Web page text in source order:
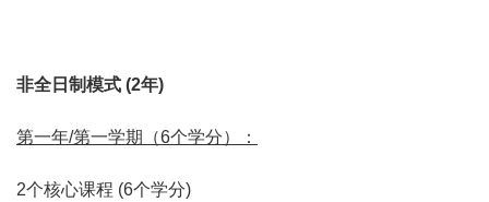
非全日制模式 (2年)
第一年/第一学期（6个学分）：
2个核心课程 (6个学分)